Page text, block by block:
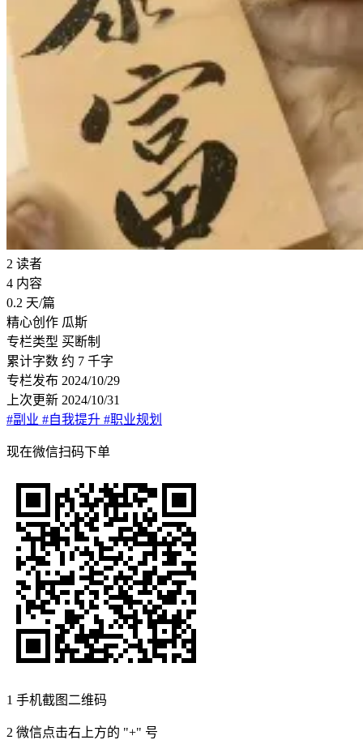
2 读者
4 内容
0.2 天/篇
精心创作 瓜斯
专栏类型 买断制
累计字数 约 7 千字
专栏发布 2024/10/29
上次更新 2024/10/31
#副业 #自我提升 #职业规划
现在微信扫码下单
1 手机截图二维码
2 微信点击右上方的 "+" 号